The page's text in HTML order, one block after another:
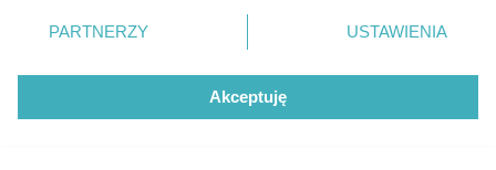
Copyright © 2022 Kurier Szczeciński sp. z o.o.
Wszelkie prawa zastrzeżone
Nota wydawnicza
Nota prawna
Polityka prywatności
Reklama
prywatności znajdujący się w lewym dolnym rogu strony
. Niektóre rodzaje przetwarzania danych nie wymagają
takiemu przetwarzaniu. Preferencje będą miały
zastosowania tylko na tej witrynie.
PARTNERZY USTAWIENIA
Akceptuję